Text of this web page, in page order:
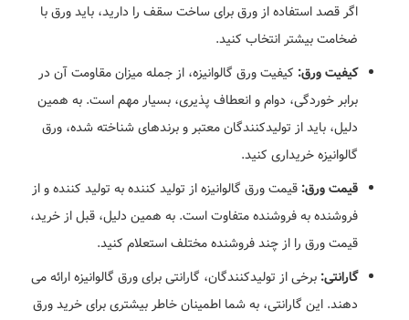
اگر قصد استفاده از ورق برای ساخت سقف را دارید، باید ورق با
ضخامت بیشتر انتخاب کنید.
کیفیت ورق: کیفیت ورق گالوانیزه، از جمله میزان مقاومت آن در
برابر خوردگی، دوام و انعطاف پذیری، بسیار مهم است. به همین
دلیل، باید از تولیدکنندگان معتبر و برندهای شناخته شده، ورق
گالوانیزه خریداری کنید.
قیمت ورق: قیمت ورق گالوانیزه از تولید کننده به تولید کننده و از
فروشنده به فروشنده متفاوت است. به همین دلیل، قبل از خرید،
قیمت ورق را از چند فروشنده مختلف استعلام کنید.
گارانتی: برخی از تولیدکنندگان، گارانتی برای ورق گالوانیزه ارائه می
دهند. این گارانتی، به شما اطمینان خاطر بیشتری برای خرید ورق